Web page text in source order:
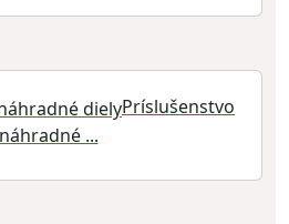
Príslušenstvo
...